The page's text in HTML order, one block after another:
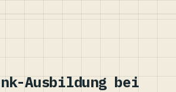
Ausbildung bei